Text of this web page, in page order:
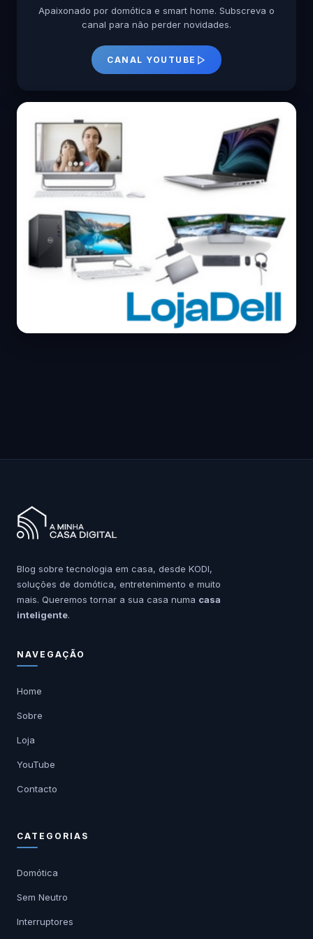
Apaixonado por domótica e smart home. Subscreva o
canal para não perder novidades.
CANAL YOUTUBE
Blog sobre tecnologia em casa, desde KODI,
soluções de domótica, entretenimento e muito
mais. Queremos tornar a sua casa numa casa
inteligente.
NAVEGAÇÃO
Home
Sobre
Loja
YouTube
Contacto
CATEGORIAS
Domótica
Sem Neutro
Interruptores